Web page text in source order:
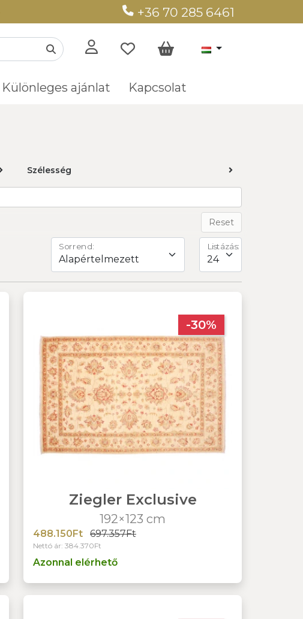
+36 70 285 6461
Különleges ajánlat Kapcsolat
Szélesség
Reset
Sorrend: Listázás:
-30%
Ziegler Exclusive
192×123 cm
488.150Ft 697.357Ft
Nettó ár: 384.370Ft
Azonnal elérhető